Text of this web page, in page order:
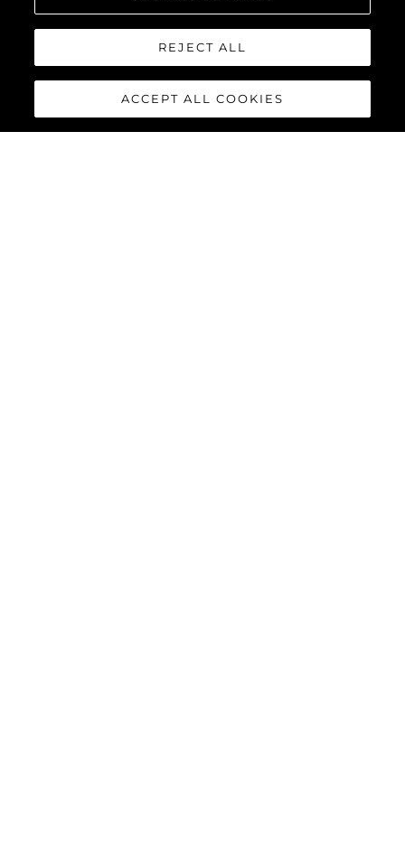
REJECT ALL
ACCEPT ALL COOKIES